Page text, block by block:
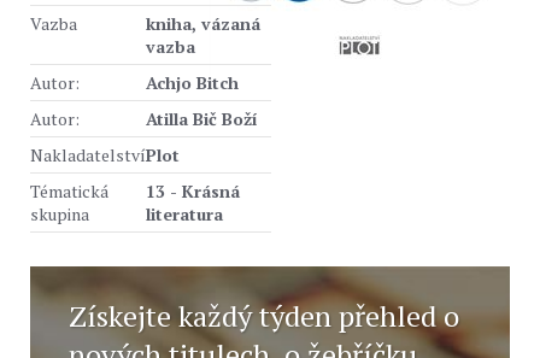
Vazba
kniha, vázaná
vazba
Autor:
Achjo Bitch
Autor:
Atilla Bič Boží
NakladatelstvíPlot
Tématická
skupina
13 - Krásná
literatura
Získejte každý týden přehled o